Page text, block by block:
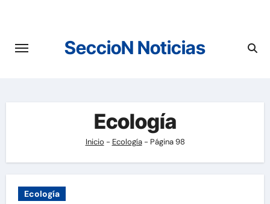
contenido
SeccioN Noticias
Ecología
Inicio - Ecología- Página 98
Ecología